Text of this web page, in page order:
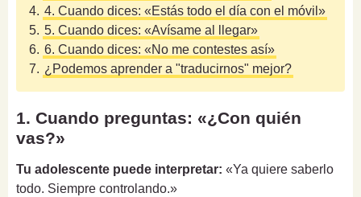
4. 4. Cuando dices: «Estás todo el día con el móvil»
5. 5. Cuando dices: «Avísame al llegar»
6. 6. Cuando dices: «No me contestes así»
7. ¿Podemos aprender a "traducirnos" mejor?
1. Cuando preguntas: «¿Con quién
vas?»
Tu adolescente puede interpretar: «Ya quiere saberlo
todo. Siempre controlando.»